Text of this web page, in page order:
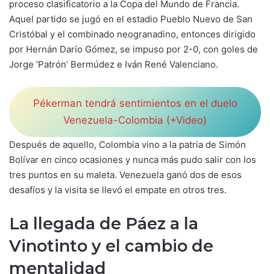
proceso clasificatorio a la Copa del Mundo de Francia.
Aquel partido se jugó en el estadio Pueblo Nuevo de San
Cristóbal y el combinado neogranadino, entonces dirigido
por Hernán Darío Gómez, se impuso por 2-0, con goles de
Jorge ‘Patrón’ Bermúdez e Iván René Valenciano.
Pékerman tendrá sentimientos en el duelo
Venezuela-Colombia (+Video)
Después de aquello, Colombia vino a la patria de Simón
Bolívar en cinco ocasiones y nunca más pudo salir con los
tres puntos en su maleta. Venezuela ganó dos de esos
desafíos y la visita se llevó el empate en otros tres.
La llegada de Páez a la
Vinotinto y el cambio de
mentalidad